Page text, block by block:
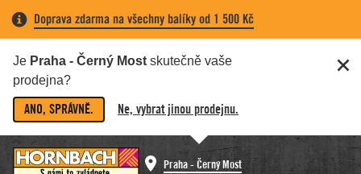
Doprava zdarma na všechny balíky od 1 500 Kč
Je Praha - Černý Most skutečně vaše
prodejna?
ANO, SPRÁVNĚ. Ne, vybrat jinou prodejnu.
Praha - Černý Most